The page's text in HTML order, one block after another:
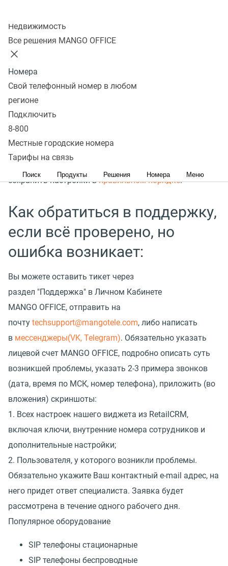
Недвижимость
Все решения MANGO OFFICE
Номера
Свой телефонный номер в любом
регионе
Подключить
8-800
Местные городские номера
Тарифы на связь
Поиск Продукты Решения Номера Меню
1. Неверно заполнено поле "Домен retailCRM". Нужно
указать только название Вашего домена в retailCRM.
Например, если полный адрес CRM
https://mycrm.retailcrm.ru/
только mycrm.retailcrm.ru.
2. Необходимо проверить, интегрирован ли сотрудник,
который пытается совершить вызов.
сохранить настройки вправильном порядке.
Как обратиться в поддержку,
если всё проверено, но
ошибка возникает:
Вы можете оставить тикет через
раздел "Поддержка" в Личном Кабинете
MANGO OFFICE, отправить на
почту techsupport@mangotele.com, либо написать
в мессенджеры(VK, Telegram). Обязательно указать
лицевой счет MANGO OFFICE, подробно описать суть
возникшей проблемы, указать 2-3 примера звонков
(дата, время по МСК, номер телефона), приложить (во
вложения) скриншоты:
1. Всех настроек нашего виджета из RetailCRM,
включая ключи, внутренние номера сотрудников и
дополнительные настройки;
2. Пользователя, у которого возникли проблемы.
Обязательно укажите Ваш контактный e-mail адрес, на
него придет ответ специалиста. Заявка будет
рассмотрена в течение одного рабочего дня.
Популярное оборудование
SIP телефоны стационарные
SIP телефоны беспроводные